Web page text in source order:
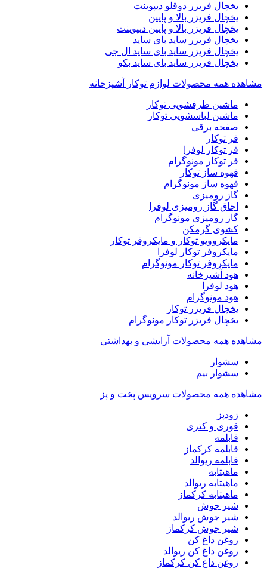
یخچال فریزر دوقلو دیپوینت
یخچال فریزر بالا و پایین
یخچال فریزر بالا و پایین دیپوینت
یخچال فریزر ساید بای ساید
یخچال فریزر ساید بای ساید ال جی
یخچال فریزر ساید بای ساید بکو
مشاهده همه محصولات لوازم توکار آشپزخانه
ماشین ظرفشویی توکار
ماشین لباسشویی توکار
صفحه برقی
فر توکار
فر توکار لوفرا
فر توکار مونوگرام
قهوه ساز توکار
قهوه ساز مونوگرام
گاز رومیزی
اجاق گاز رومیزی لوفرا
گاز رومیزی مونوگرام
کشوی گرمکن
مایکروویو توکار و مایکروفر توکار
مایکروفر توکار لوفرا
مایکروفر توکار مونوگرام
هود آشپزخانه
هود لوفرا
هود مونوگرام
یخچال فریزر توکار
یخچال فریزر توکار مونوگرام
مشاهده همه محصولات آرایشی و بهداشتی
سشوار
سشوار بیم
مشاهده همه محصولات سرویس پخت و پز
زودپز
قوری و کتری
قابلمه
قابلمه کرکماز
قابلمه ریوالد
ماهیتابه
ماهیتابه ریوالد
ماهیتابه کرکماز
شیر جوش
شیر جوش ریوالد
شیر جوش کرکماز
روغن داغ کن
روغن داغ کن ریوالد
روغن داغ کن کرکماز